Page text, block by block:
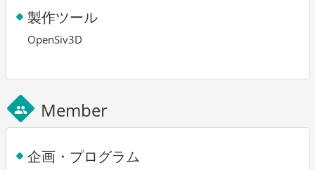
製作ツール
OpenSiv3D
group Member
企画・プログラム